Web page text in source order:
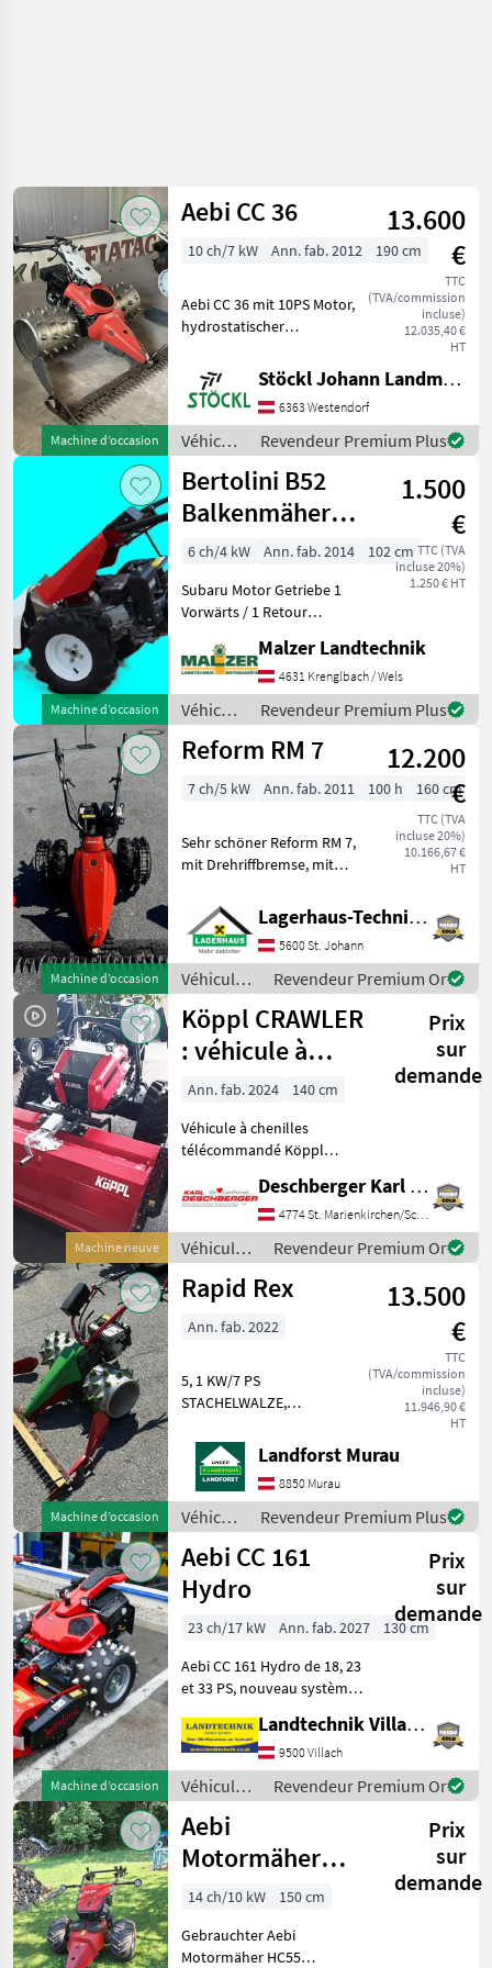
Machine d’occasion
Aebi CC 36
13.600
€
TTC
(TVA/commission
incluse)
12.035,40 €
HT
10 ch/7 kW Ann. fab. 2012 190 cm
Aebi CC 36 mit 10PS Motor,
hydrostatischer
Stachelwalzen, Mähbalken
1, 90m mit Aussenschuhe,
Radausschaltung und
Parkbremse, Standort
Westendor
Stöckl Johann Landmaschinen GesmbH & Co KG
6363 Westendorf
Véhicules
agricoles
à
moteur /
Aebi
Revendeur Premium Plus
Machine d’occasion
Bertolini B52
Balkenmäher
Motormäher
1.500
€
TTC (TVA
incluse 20%)
1.250 € HT
6 ch/4 kW Ann. fab. 2014
102 cm
Subaru Motor Getriebe 1
Vorwärts / 1 Retour
Topzustand Véhicules
agricoles à moteur
Motoculteurs
Malzer Landtechnik
4631 Krenglbach / Wels
Véhicules
agricoles
à
Bertolini
Revendeur Premium Plus
Machine d’occasion
Reform RM 7
12.200
€
TTC (TVA
incluse 20%)
10.166,67 €
HT
7 ch/5 kW Ann. fab. 2011 100 h 160 cm
Sehr schöner Reform RM 7,
mit Drehriffbremse, mit
Stachelrad schmal
(Schnellverschuss), mit
Mähbalken Reform 160cm
Mittelschnitt mit Außensch
Lagerhaus-Technik St. Johann
5600 St. Johann
Véhicules
agricoles
à moteur /
Reform
Revendeur Premium Or
Machine neuve
Köppl CRAWLER
: véhicule à
chenilles
télécommandé
Prix
sur
demande
Ann. fab. 2024
140 cm
Véhicule à chenilles
télécommandé Köppl
moteur à essence 4 temps
(17, 2 kW / 23, 4 ch) Moteur
EFI 2 cylindres avec
démarrage électrique,
transmissi
Deschberger Karl Landtechnik GesmbH & Co KG
4774 St. Marienkirchen/Schärding
Véhicules
agricoles
à moteur /
Revendeur Premium Or
Machine d’occasion
Rapid Rex
13.500
€
TTC
(TVA/commission
incluse)
11.946,90 €
HT
Ann. fab. 2022
5, 1 KW/7 PS
STACHELWALZE,
STACHELRAD 335MM
MESSERANTRIEB IM ÖLBAD
GELAGERT MIT
ÜBERLASTSICHERUNG
FINGERBALKEN 1, 60M Um
Ihnen unnötige Wartezeite
Landforst Murau
8850 Murau
Véhicules
agricoles
à
moteur /
Rapid
Revendeur Premium Plus
Machine d’occasion
Aebi CC 161
Hydro
Prix
sur
demande
23 ch/17 kW Ann. fab. 2027
130 cm
Aebi CC 161 Hydro de 18, 23
et 33 PS, nouveau système
déport d'essieu de 30 cm,
réglage du guidon à 2
positions, avec écran et
direction élec
Landtechnik Villach GmbH
9500 Villach
Véhicules
agricoles
à moteur /
Aebi
Revendeur Premium Or
Aebi
Motormäher
HC55 1,50m
Balken,
Privatverkauf
Prix
sur
demande
14 ch/10 kW
150 cm
Gebrauchter Aebi
Motormäher HC55